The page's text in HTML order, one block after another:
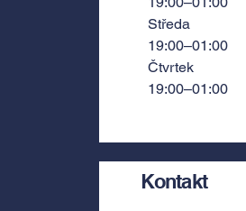
Středa
19:00–01:00
Čtvrtek
19:00–01:00
Kontakt